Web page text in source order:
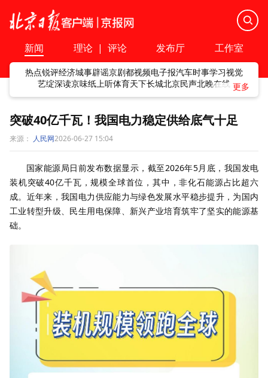
新闻 理论 | 评论 发布厅 工作室
热点锐评经济城事辟谣京剧都视频电子报汽车时事学习视觉
艺绽深读京味纸上听体育天下长城北京民声北晚在线
突破40亿千瓦！我国电力稳定供给底气十足
来源： 人民网2026-06-27 15:04
国家能源局日前发布数据显示，截至2026年5月底，我国发电
装机突破40亿千瓦，规模全球首位，其中，非化石能源占比超六
成。近年来，我国电力供应能力与绿色发展水平稳步提升，为国内
工业转型升级、民生用电保障、新兴产业培育筑牢了坚实的能源基
础。